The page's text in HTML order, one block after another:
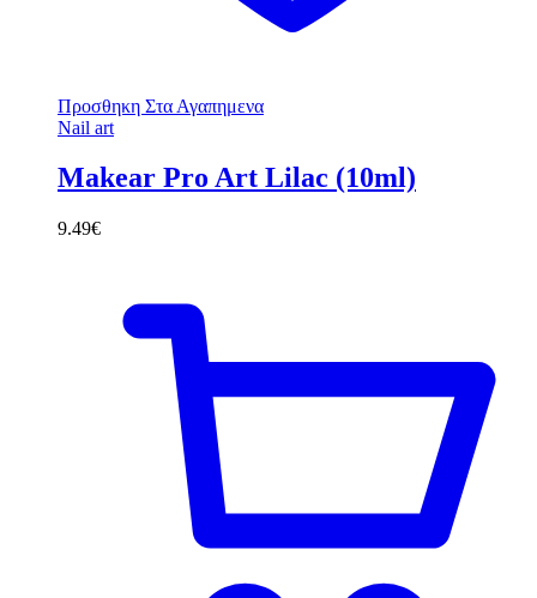
Προσθηκη Στα Αγαπημενα
Nail art
Makear Pro Art Lilac (10ml)
9.49€